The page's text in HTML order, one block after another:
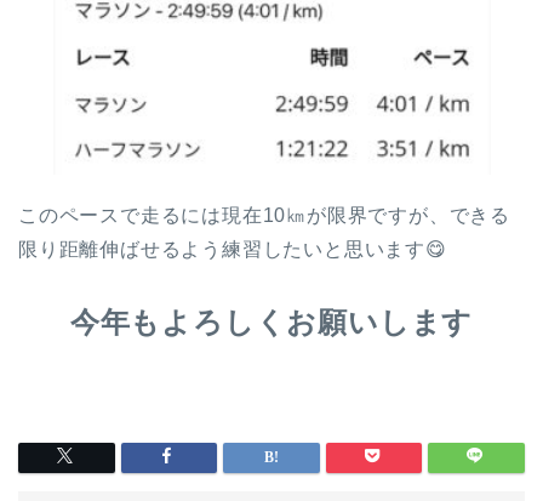
このペースで走るには現在10㎞が限界ですが、できる
限り距離伸ばせるよう練習したいと思います😋
今年もよろしくお願いします